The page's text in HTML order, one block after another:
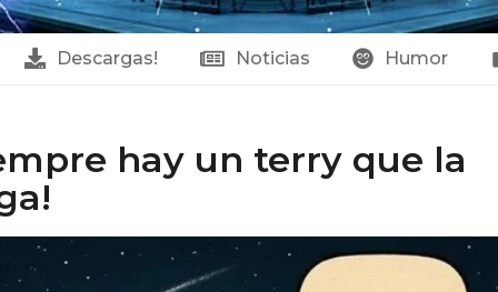
Descargas! Noticias Humor
hay un terry que la